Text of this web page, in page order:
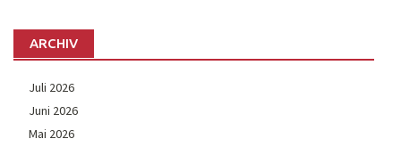
ARCHIV
Juli 2026
Juni 2026
Mai 2026